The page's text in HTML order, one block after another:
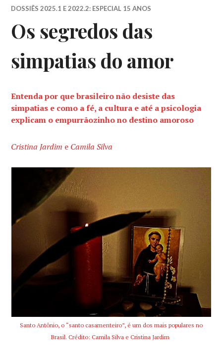
DOSSIÊS 2025.1 E 2022.2: ESPECIAL 15 ANOS
Os segredos das
simpatias do amor
Entenda por que brasileiro não desiste das
simpatias e como a fé, a cultura e até a psicologia
explicam o empurrãozinho no destino amoroso
Cristina Jardim e Camila Silva
Santo Antônio, o “santo casamenteiro”, é um dos mais populares no
Brasil. Crédito: Camila Silva e Cristina Jardim